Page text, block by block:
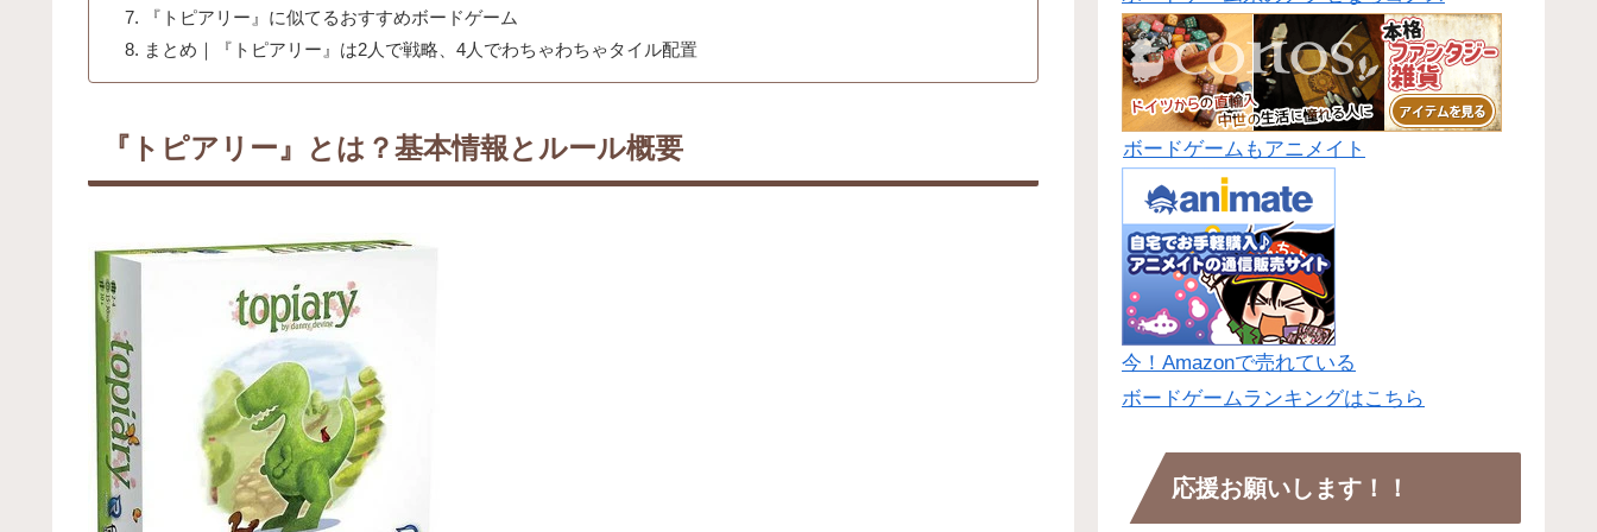
『トピアリー』に似てるおすすめボードゲーム
まとめ｜『トピアリー』は2人で戦略、4人でわちゃわちゃタイル配置
『トピアリー』とは？基本情報とルール概要 ボードゲームもアニメイト
今！Amazonで売れている
ボードゲームランキングはこちら
応援お願いします！！